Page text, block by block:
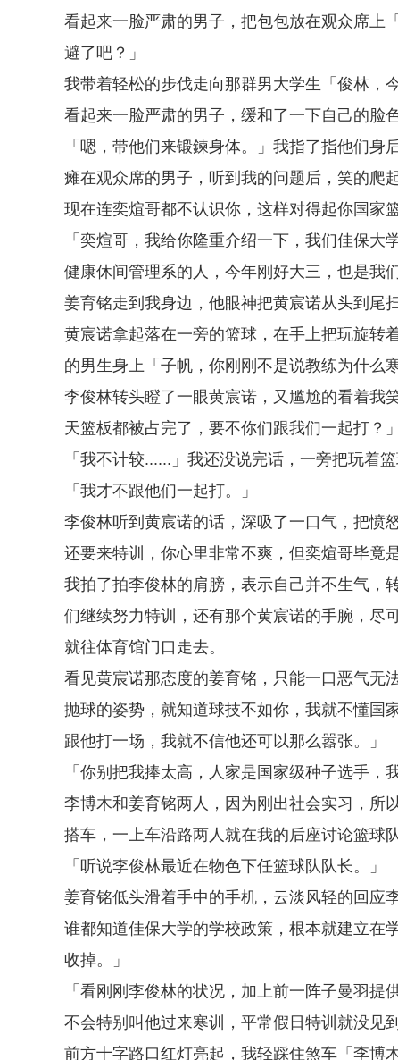
看起来一脸严肃的男子，把包包放在观众席上
避了吧？」
我带着轻松的步伐走向那群男大学生「俊林，
看起来一脸严肃的男子，缓和了一下自己的脸
「嗯，带他们来锻鍊身体。」我指了指他们身
瘫在观众席的男子，听到我的问题后，笑的爬
现在连奕煊哥都不认识你，这样对得起你国家
「奕煊哥，我给你隆重介绍一下，我们佳保
健康休间管理系的人，今年刚好大三，也是我
姜育铭走到我身边，他眼神把黄宸诺从头到尾
黄宸诺拿起落在一旁的篮球，在手上把玩旋转
的男生身上「子帆，你刚刚不是说教练为什么
李俊林转头瞪了一眼黄宸诺，又尴尬的看着我
天篮板都被占完了，要不你们跟我们一起打？」
「我不计较......」我还没说完话，一旁把玩着
「我才不跟他们一起打。」
李俊林听到黄宸诺的话，深吸了一口气，把愤
还要来特训，你心里非常不爽，但奕煊哥毕竟
我拍了拍李俊林的肩膀，表示自己并不生气，
们继续努力特训，还有那个黄宸诺的手腕，尽
就往体育馆门口走去。
看见黄宸诺那态度的姜育铭，只能一口恶气无
抛球的姿势，就知道球技不如你，我就不懂国
跟他打一场，我就不信他还可以那么嚣张。」
「你别把我捧太高，人家是国家级种子选手，
李博木和姜育铭两人，因为刚出社会实习，所
搭车，一上车沿路两人就在我的后座讨论篮球
「听说李俊林最近在物色下任篮球队队长。」
姜育铭低头滑着手中的手机，云淡风轻的回应
谁都知道佳保大学的学校政策，根本就建立在
收掉。」
「看刚刚李俊林的状况，加上前一阵子曼羽
不会特别叫他过来寒训，平常假日特训就没见
前方十字路口红灯亮起，我轻踩住煞车「李博